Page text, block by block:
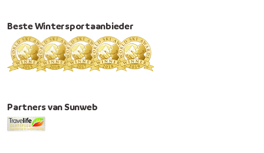
Beste Wintersportaanbieder
Partners van Sunweb